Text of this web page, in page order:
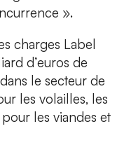
».
charges Label
d’euros de
le secteur de
les volailles, les
les viandes et